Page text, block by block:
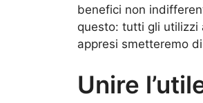
benefici non
questo: tutti gli utilizzi
appresi smetteremo
Unire